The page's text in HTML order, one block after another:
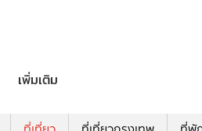
เพิ่มเติม